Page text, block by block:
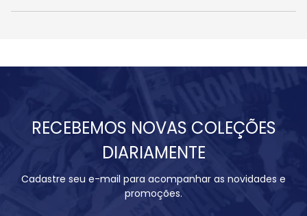
RECEBEMOS NOVAS COLEÇÕES
DIARIAMENTE
Cadastre seu e-mail para acompanhar as novidades e
promoções.